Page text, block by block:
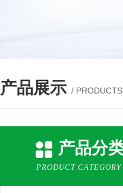
产品展示 / PRODUCTS
产品分
PRODUCT CATEGORY